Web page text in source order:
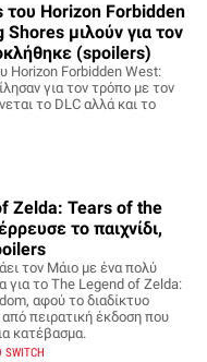
του Horizon Forbidden
μιλούν για τον
(spoilers)
Horizon Forbidden West:
για τον τρόπο με τον
το DLC αλλά και το
Zelda: Tears of the
το παιχνίδι,
τον Μάιο με ένα πολύ
για το The Legend of Zelda:
αφού το διαδίκτυο
πειρατική έκδοση που
κατέβασμα.
SWITCH